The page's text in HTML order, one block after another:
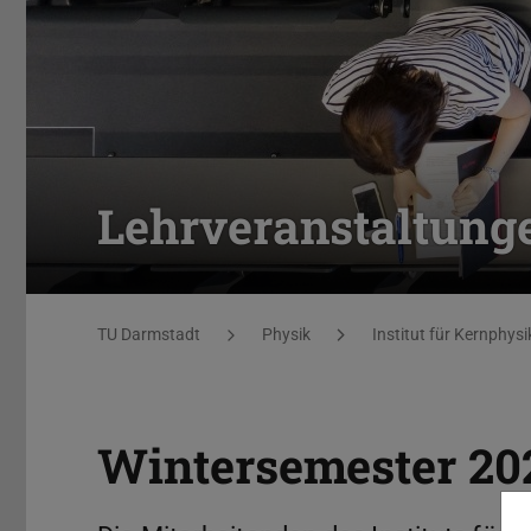
Sie befinden sich hier:
TU Darmstadt Physik Institut für
Wintersemester